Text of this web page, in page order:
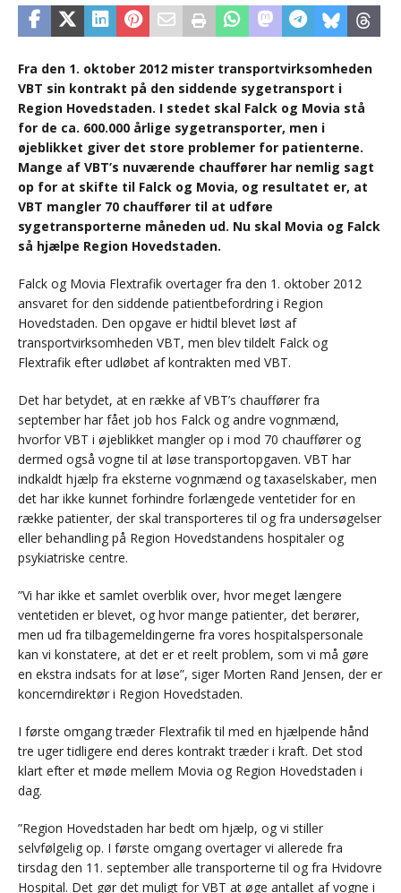
Fra den 1. oktober 2012 mister transportvirksomheden
VBT sin kontrakt på den siddende sygetransport i
Region Hovedstaden. I stedet skal Falck og Movia stå
for de ca. 600.000 årlige sygetransporter, men i
øjeblikket giver det store problemer for patienterne.
Mange af VBT’s nuværende chauffører har nemlig sagt
op for at skifte til Falck og Movia, og resultatet er, at
VBT mangler 70 chauffører til at udføre
sygetransporterne måneden ud. Nu skal Movia og Falck
så hjælpe Region Hovedstaden.
Falck og Movia Flextrafik overtager fra den 1. oktober 2012
ansvaret for den siddende patientbefordring i Region
Hovedstaden. Den opgave er hidtil blevet løst af
transportvirksomheden VBT, men blev tildelt Falck og
Flextrafik efter udløbet af kontrakten med VBT.
Det har betydet, at en række af VBT’s chauffører fra
september har fået job hos Falck og andre vognmænd,
hvorfor VBT i øjeblikket mangler op i mod 70 chauffører og
dermed også vogne til at løse transportopgaven. VBT har
indkaldt hjælp fra eksterne vognmænd og taxaselskaber, men
det har ikke kunnet forhindre forlængede ventetider for en
række patienter, der skal transporteres til og fra undersøgelser
eller behandling på Region Hovedstandens hospitaler og
psykiatriske centre.
”Vi har ikke et samlet overblik over, hvor meget længere
ventetiden er blevet, og hvor mange patienter, det berører,
men ud fra tilbagemeldingerne fra vores hospitalspersonale
kan vi konstatere, at det er et reelt problem, som vi må gøre
en ekstra indsats for at løse”, siger Morten Rand Jensen, der er
koncerndirektør i Region Hovedstaden.
I første omgang træder Flextrafik til med en hjælpende hånd
tre uger tidligere end deres kontrakt træder i kraft. Det stod
klart efter et møde mellem Movia og Region Hovedstaden i
dag.
”Region Hovedstaden har bedt om hjælp, og vi stiller
selvfølgelig op. I første omgang overtager vi allerede fra
tirsdag den 11. september alle transporterne til og fra Hvidovre
Hospital. Det gør det muligt for VBT at øge antallet af vogne i